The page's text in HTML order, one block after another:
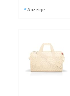
* Anzeige